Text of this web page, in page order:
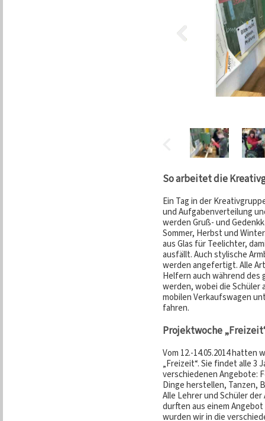
So arbeitet die
Ein Tag in der
und Aufgabenverteilung
werden Gruß- und
Sommer, Herbst und
aus Glas für Teelichter,
ausfällt. Auch stylische
werden angefertigt. Alle
Helfern auch während des
werden, wobei die Schüler
mobilen Verkaufswagen
fahren.
Projektwoche
Vom 12.-14.05.2014
„Freizeit“. Sie findet alle 3
verschiedenen Angebote:
Dinge herstellen, Tanzen,
Alle Lehrer und Schüler
durften aus einem
wurden wir in die